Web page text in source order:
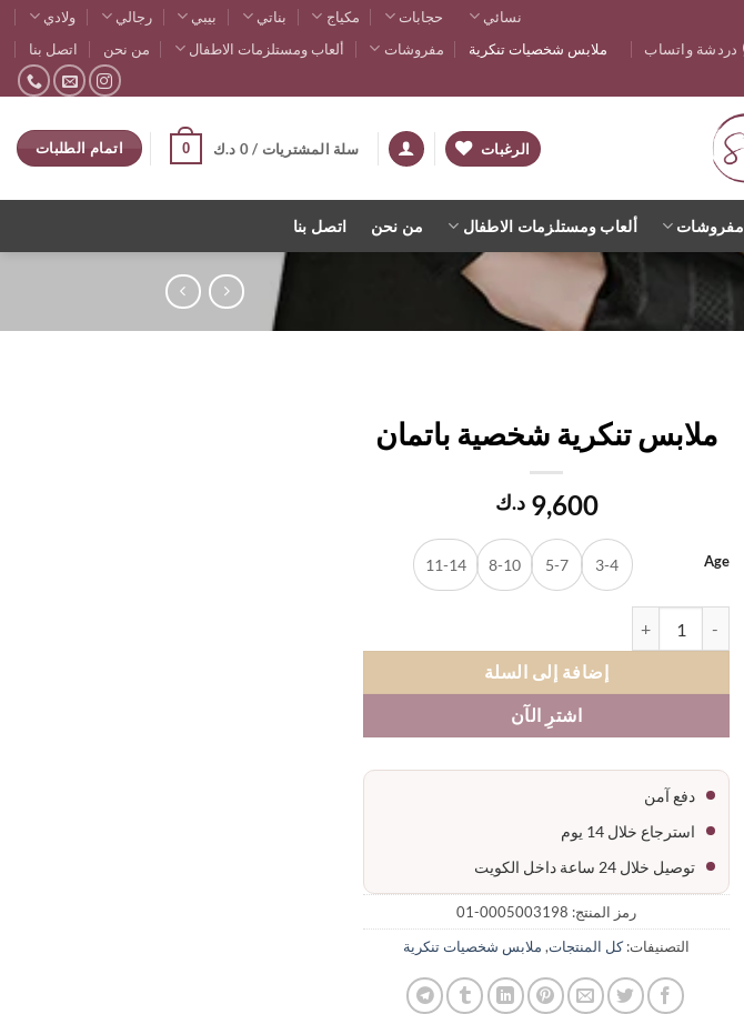
دردشة واتساب
نسائي حجابات مكياج بناتي بيبي رجالي
ولادي
ملابس شخصيات تنكرية
مفروشات ألعاب ومستلزمات الاطفال من نحن اتصل بنا
الرغبات سلة المشتريات /0 د.ك 0 اتمام الطلبات
مفروشات ألعاب ومستلزمات الاطفال من نحن اتصل بنا
ملابس تنكرية شخصية باتمان
9,600 د.ك
Age
3-4
5-7
8-10
11-14
إضافة إلى السلة
اشترِ الآن
دفع آمن
استرجاع خلال 14 يوم
توصيل خلال 24 ساعة داخل الكويت
رمز المنتج: 0005003198-01
التصنيفات:كل المنتجات, ملابس شخصيات تنكرية